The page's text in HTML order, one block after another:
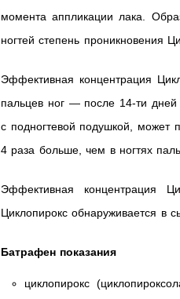
момента аппликации лака.
ногтей степень проникновения
Эффективная концентрация
пальцев ног — после 14-ти дней
с подногтевой подушкой, может
4 раза больше, чем в ногтях
Эффективная концентрация
Циклопирокс обнаруживается в
Батрафен показания
циклопирокс